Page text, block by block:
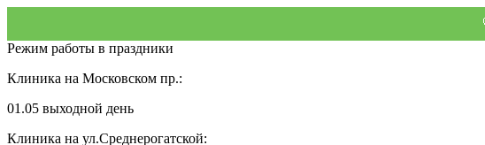
Режим работы в праздники
Клиника на Московском пр.:
01.05 выходной день
Клиника на ул.Среднерогатской: